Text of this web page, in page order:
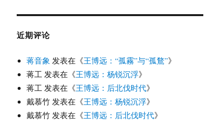
近期评论
蒋音象 发表在《王博远：“孤霧”与“孤鶩”》
蒋工 发表在《王博远：杨锐沉浮》
蒋工 发表在《王博远：后北伐时代》
戴慕竹 发表在《王博远：杨锐沉浮》
戴慕竹 发表在《王博远：后北伐时代》